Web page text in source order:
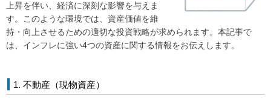
アクセス
会社概要
よくあるご質問
上昇を伴い、経済に深刻な影響を与えま
す。このような環境では、資産価値を維
持・向上させるための適切な投資戦略が求められます。本記事で
は、インフレに強い4つの資産に関する情報をお伝えします。
1. 不動産（現物資産）